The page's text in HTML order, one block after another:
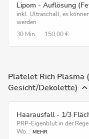
Lipom - Auflösung
inkl. Ultraschall, es
werden
30 Min.
150,00 €
Platelet Rich Plasma
Gesicht/Dekolette)
Haarausfall - 1/3
PRP-Eigenblut in der
Wo... MEHR